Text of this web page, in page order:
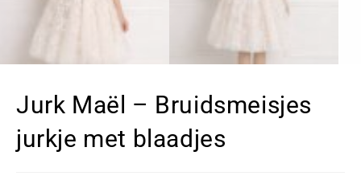
Jurk Maël – Bruidsmeisjes
jurkje met blaadjes